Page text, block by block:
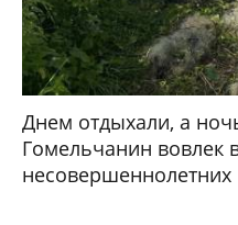
Днем отдыхали, а
Гомельчанин вовлек
несовершеннолетних